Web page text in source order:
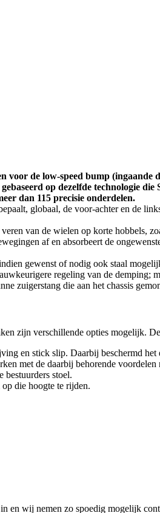
de low-speed bump
op dezelfde technologie
dan 115 precisie onderdelen.
globaal, de voor-achter en de
van de wielen op korte hobbels,
af en absorbeert de
gewenst of nodig ook staal
regeling van de demping;
zuigerstang die aan het chassis
zijn verschillende opties mogelijk.
en stick slip. Daarbij beschermd
met de daarbij behorende voordelen
bestuurders stoel.
die hoogte te rijden.
en wij nemen zo spoedig mogelijk